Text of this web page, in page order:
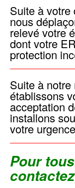
Suite à votre
nous
relevé votre
dont votre
protection
Suite à
établissons
acceptation
installons
votre
Pour